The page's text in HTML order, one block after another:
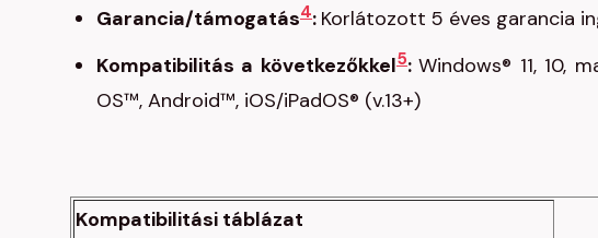
Garancia/támogatás4: Korlátozott 5 éves garancia
Kompatibilitás a következőkkel5:Windows® 11, 10,
OS™, Android™, iOS/iPadOS® (v.13+)
Kompatibilitási táblázat